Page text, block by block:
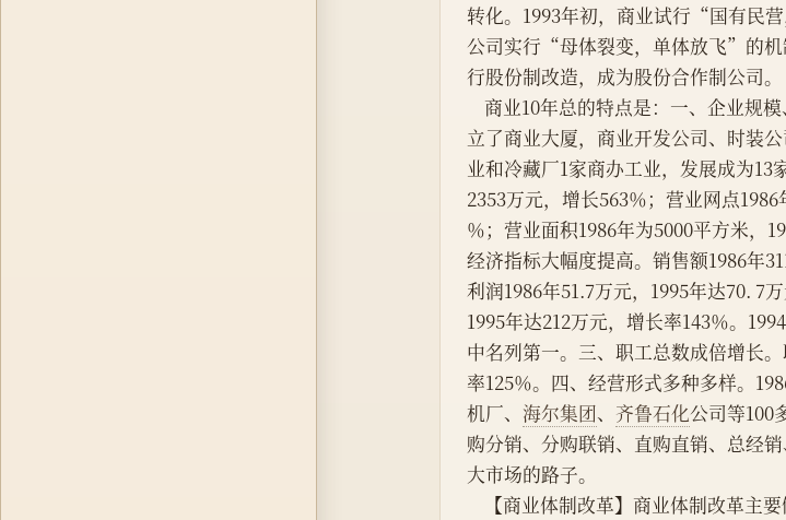
转化。1993年初，商业试行“国有民
公司实行“母体裂变，单体放飞”的机
行股份制改造，成为股份合作制公司。
商业10年总的特点是：一、企业
立了商业大厦，商业开发公司、时装
业和冷藏厂1家商办工业，发展成为13
2353万元，增长563％；营业网点
％；营业面积1986年为5000平方米，
经济指标大幅度提高。销售额1986年
利润1986年51.7万元，1995年达70. 7
1995年达212万元，增长率143％。
中名列第一。三、职工总数成倍增长
率125％。四、经营形式多种多样。
机厂、 海尔集团、 齐鲁石化公司等100
购分销、分购联销、直购直销、总经
大市场的路子。
【商业体制改革】商业体制改革